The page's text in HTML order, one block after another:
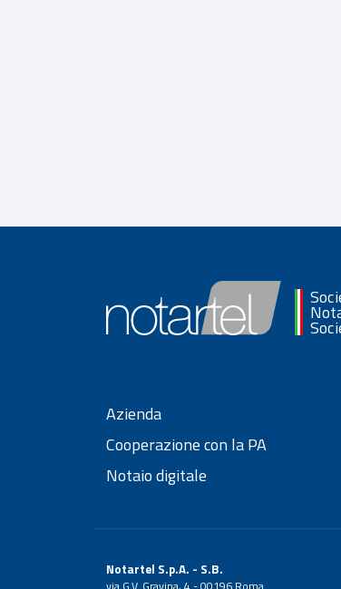
Azienda
Cooperazione con la PA
Notaio digitale
Notartel S.p.A. - S.B.